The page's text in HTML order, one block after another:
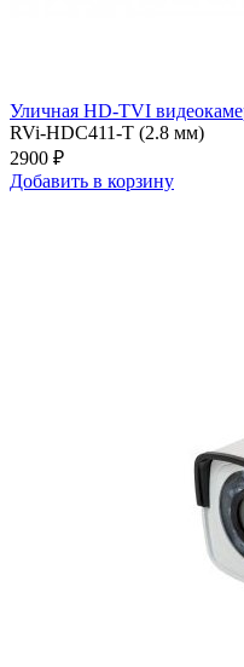
Уличная HD-TVI
RVi-HDC411-T (2.8 мм)
2900 ₽
Добавить в корзину